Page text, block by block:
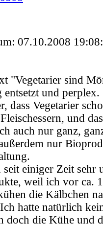
07.10.2008
"Vegetarier sind
und perplex.
dass Vegetarier
und
auch nur ganz,
nur
einiger Zeit sehr
weil ich vor ca.
die Kälbchen
hatte natürlich
doch die Kühe und